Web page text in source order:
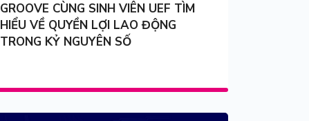
GROOVE CÙNG SINH VIÊN UEF TÌM
HIỂU VỀ QUYỀN LỢI LAO ĐỘNG
TRONG KỶ NGUYÊN SỐ